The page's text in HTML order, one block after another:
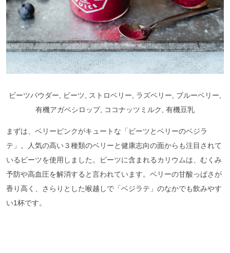
ビーツパウダー, ビーツ, ストロベリー, ラズベリー, ブルーベリー,
有機アガベシロップ, ココナッツミルク, 有機豆乳
まずは、ベリーピンクがキュートな「ビーツとベリーのベジラ
テ」。人気の高い３種類のベリーと健康志向の面からも注目されて
いるビーツを使用しました。ビーツに含まれるカリウムは、むくみ
予防や高血圧を解消すると言われています。ベリーの甘酸っぱさが
香り高く、さらりとした喉越しで「ベジラテ」のなかでも飲みやす
い1杯です。